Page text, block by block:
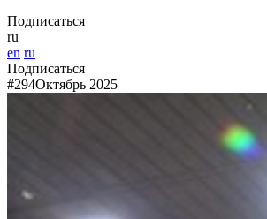
Подписаться
ru
en ru
Подписаться
#294Октябрь 2025